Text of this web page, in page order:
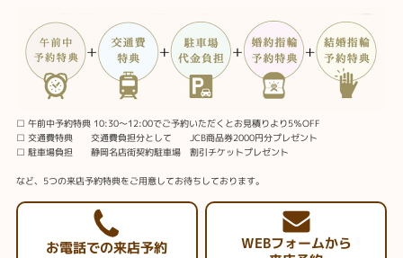
□ 午前中予約特典 10:30～12:00でご予約いただくとお見積りより5％OFF
□ 交通費特典 交通費負担分として JCB商品券2000円分プレゼント
□ 駐車場負担 静岡名店街契約駐車場 割引チケットプレゼント
など、5つの来店予約特典をご用意してお待ちしております。
お電話での来店予約
WEBフォームから